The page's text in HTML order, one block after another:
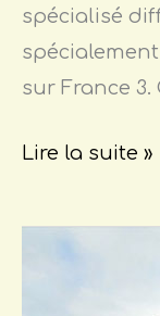
spécialisé
sur France 3.
Lire la suite »
Meeting